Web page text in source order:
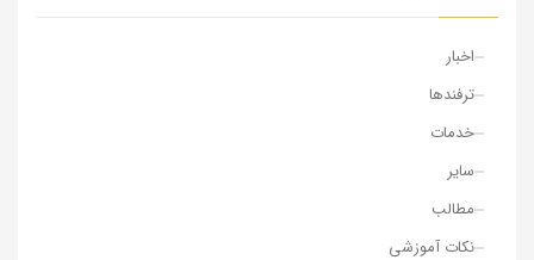
اخبار
ترفندها
خدمات
سایر
مطالب
نکات آموزشی